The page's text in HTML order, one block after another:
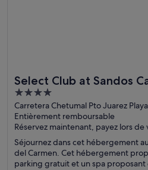
Select Club at Sandos
- Adults Only Area
4
out
of
5
Carretera Chetumal Pto Juarez
Entièrement remboursable
Réservez maintenant, payez lors de
Séjournez dans cet hébergement
del Carmen. Cet hébergement
parking gratuit et un spa proposant